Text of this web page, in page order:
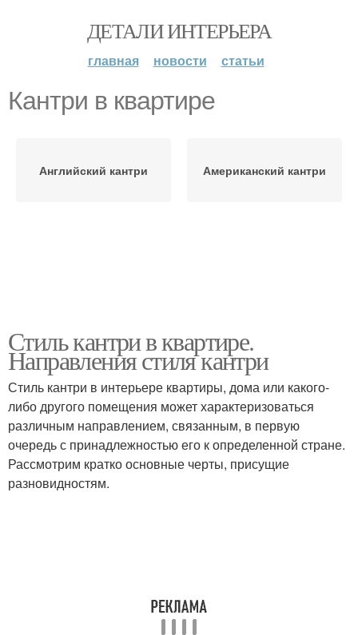
ДЕТАЛИ ИНТЕРЬЕРА
главная новости статьи
Кантри в квартире
Английский кантри Американский кантри
Стиль кантри в квартире.
Направления стиля кантри
Стиль кантри в интерьере квартиры, дома или какого-
либо другого помещения может характеризоваться
различным направлением, связанным, в первую
очередь с принадлежностью его к определенной стране.
Рассмотрим кратко основные черты, присущие
разновидностям.